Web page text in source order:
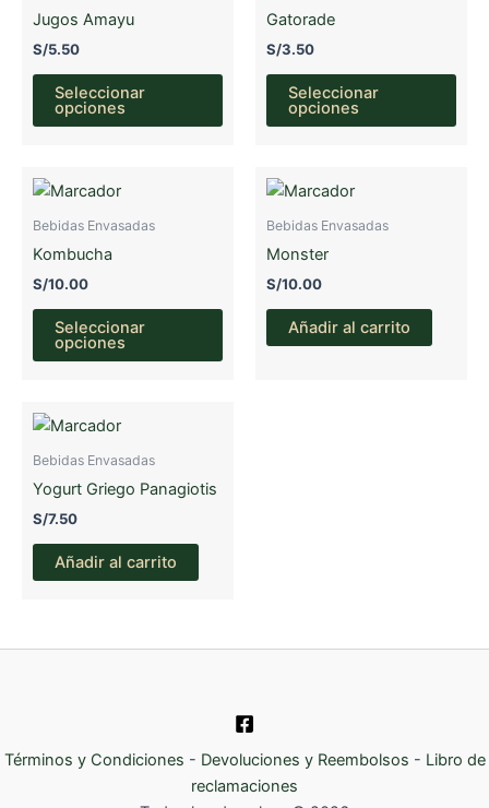
Jugos Amayu
S/5.50
Seleccionar
opciones
Este
producto
tiene
variantes.
opciones
pueden
elegir
la
Gatorade
S/3.50
Seleccionar
opciones
Este
Bebidas Envasadas
Kombucha
S/10.00
Seleccionar
opciones
Este
producto
tiene
de
Bebidas Envasadas
Monster
S/10.00
Añadir al carrito
Bebidas Envasadas
Yogurt Griego Panagiotis
S/7.50
Añadir al carrito
Términos y Condiciones - Devoluciones y Reembolsos - Libro de
reclamaciones